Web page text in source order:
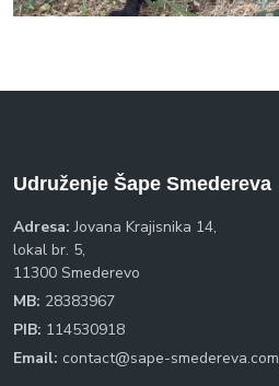
Udruženje Šape Smedereva
Adresa: Jovana Krajisnika 14,
lokal br. 5,
11300 Smederevo
MB: 28383967
PIB: 114530918
Email: contact@sape-smedereva.com